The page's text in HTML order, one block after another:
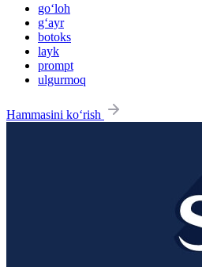
go‘loh
g‘ayr
botoks
layk
prompt
ulgurmoq
Hammasini ko‘rish